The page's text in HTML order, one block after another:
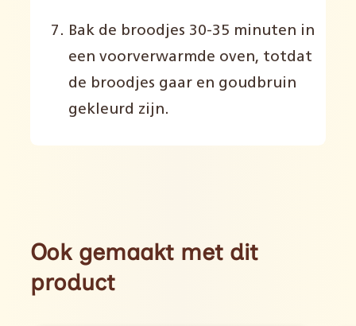
Bak de broodjes 30-35 minuten in
een voorverwarmde oven, totdat
de broodjes gaar en goudbruin
gekleurd zijn.
Ook gemaakt met dit
product